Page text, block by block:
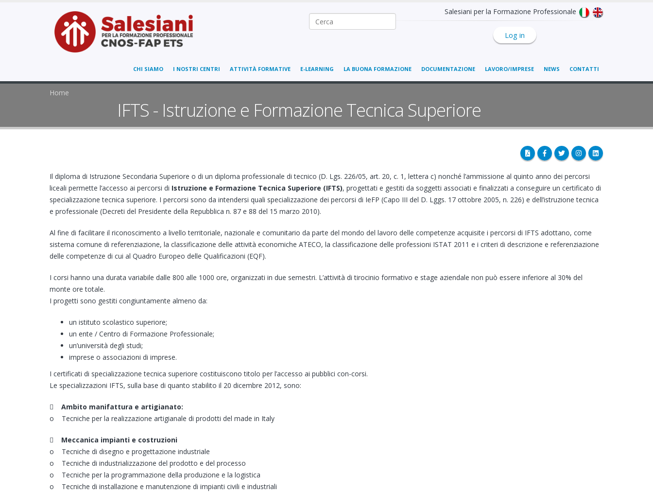
Salesiani per la Formazione Professionale
Log in
Ricerca nel sito
CHI SIAMO I NOSTRI CENTRI ATTIVITÀ FORMATIVE E-LEARNING LA BUONA FORMAZIONE DOCUMENTAZIONE LAVORO/IMPRESE NEWS CONTATTI
Home
IFTS - Istruzione e Formazione Tecnica Superiore
Il diploma di Istruzione Secondaria Superiore o di un diploma professionale di tecnico (D. Lgs. 226/05, art. 20, c. 1, lettera c) nonché l’ammissione al quinto anno dei percorsi
liceali permette l’accesso ai percorsi di Istruzione e Formazione Tecnica Superiore (IFTS), progettati e gestiti da soggetti associati e finalizzati a conseguire un certificato di
specializzazione tecnica superiore. I percorsi sono da intendersi quali specializzazione dei percorsi di IeFP (Capo III del D. Lggs. 17 ottobre 2005, n. 226) e dell’istruzione tecnica
e professionale (Decreti del Presidente della Repubblica n. 87 e 88 del 15 marzo 2010).
Al fine di facilitare il riconoscimento a livello territoriale, nazionale e comunitario da parte del mondo del lavoro delle competenze acquisite i percorsi di IFTS adottano, come
sistema comune di referenziazione, la classificazione delle attività economiche ATECO, la classificazione delle professioni ISTAT 2011 e i criteri di descrizione e referenziazione
delle competenze di cui al Quadro Europeo delle Qualificazioni (EQF).
I corsi hanno una durata variabile dalle 800 alle 1000 ore, organizzati in due semestri. L’attività di tirocinio formativo e stage aziendale non può essere inferiore al 30% del
monte ore totale.
I progetti sono gestiti congiuntamente almeno da:
un istituto scolastico superiore;
un ente / Centro di Formazione Professionale;
un’università degli studi;
imprese o associazioni di imprese.
I certificati di specializzazione tecnica superiore costituiscono titolo per l’accesso ai pubblici con-corsi.
Le specializzazioni IFTS, sulla base di quanto stabilito il 20 dicembre 2012, sono:
 Ambito manifattura e artigianato:
o Tecniche per la realizzazione artigianale di prodotti del made in Italy
 Meccanica impianti e costruzioni
o Tecniche di disegno e progettazione industriale
o Tecniche di industrializzazione del prodotto e del processo
o Tecniche per la programmazione della produzione e la logistica
o Tecniche di installazione e manutenzione di impianti civili e industriali